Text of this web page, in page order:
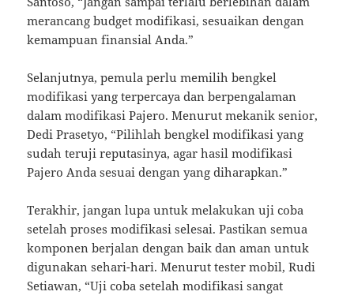
merancang budget modifikasi, sesuaikan dengan
kemampuan finansial Anda.”
Selanjutnya, pemula perlu memilih bengkel
modifikasi yang terpercaya dan berpengalaman
dalam modifikasi Pajero. Menurut mekanik senior,
Dedi Prasetyo, “Pilihlah bengkel modifikasi yang
sudah teruji reputasinya, agar hasil modifikasi
Pajero Anda sesuai dengan yang diharapkan.”
Terakhir, jangan lupa untuk melakukan uji coba
setelah proses modifikasi selesai. Pastikan semua
komponen berjalan dengan baik dan aman untuk
digunakan sehari-hari. Menurut tester mobil, Rudi
Setiawan, “Uji coba setelah modifikasi sangat